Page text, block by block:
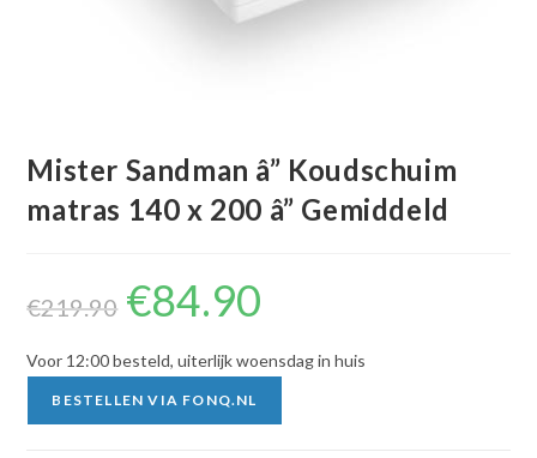
Mister Sandman â” Koudschuim
matras 140 x 200 â” Gemiddeld
€219.90
Oorspronkelijke
prijs
was:
€84.90
Voor 12:00 besteld, uiterlijk woensdag in huis
BESTELLEN VIA FONQ.NL